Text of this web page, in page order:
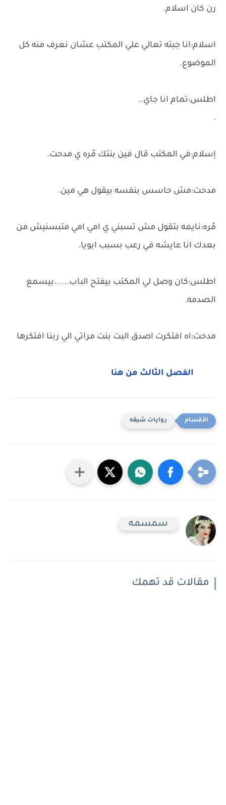
رن كان اسلام.
اسلام:انا جبته تعالي علي المكتب عشان نعرف منه كل
الموضوع.
اطلس:تمام انا جاي..
.
إسلام:في المكتب قال فين بنتك مُره ي مدحت.
مدحت:مش حاسس بنفسه بيقول هي مين.
مُره:نايمه بتقول مش تسبني ي امي امي متبسنيش من
بعدك انا عايشه في رعب بسبب ابويا.
اطلس:كان وصل لي المكتب بيفتح الباب......بيسمع
الصدمه.
مدحت:اه افتكرت اصدق البت بنت مراتي الي ربنا افتكرها
الفصل الثالث من هنا
روايات شيقه
سمسمه
مقالات قد تهمك